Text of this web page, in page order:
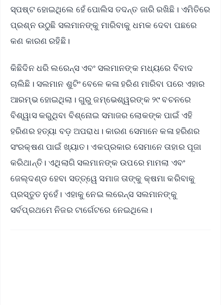
ସ୍ପଷ୍ଟ ହୋଇଥିଲେ ହେଁ ପୋଲିସ ତଦନ୍ତ ଜାରି ରଖିଛି। ଏମିତିରେ
ପ୍ରଶ୍ନ ଉଠୁଛି ସଲମାନଙ୍କୁ ମାରିବାକୁ ଧମକ ଦେବା ପଛରେ
କଣ କାରଣ ରହିଛି।
କିଛିଦିନ ଧରି ଲରେନ୍ସ ଏବଂ ସଲମାନଙ୍କ ମଧ୍ୟରେ ବିବାଦ
ଚାଲିଛି। ସଲମାନ ଶୁଟିଂ ବେଳେ କଳା ହରିଣ ମାରିବା ପରେ ଏହାର
ଆରମ୍ଭ ହୋଇଥିଲା। ଗୁରୁ ଜମ୍ଭେଶ୍ୱରଙ୍କ ୨୯ ବଚନରେ
ବିଶ୍ୱାସ କରୁଥିବା ବିଶ୍ନୋଇ ସମାଜର ଲୋକଙ୍କ ପାଇଁ ଏହି
ହରିଣର ହତ୍ୟା ବଡ଼ ଅପରାଧ। କାରଣ ସେମାନେ କଳା ହରିଣର
ସଂରକ୍ଷଣ ପାଇଁ ଖ୍ୟାତ। ଏକପ୍ରକାର ସେମାନେ ତାହାର ପୂଜା
କରିଥାନ୍ତି। ଏଥିଲାଗି ସଲମାନଙ୍କ ଉପରେ ମାମଲା ଏବଂ
ଜେଲ୍‌ଦଣ୍ଡ ହେବା ସତ୍ତ୍ୱେ ସମାଜ ତାଙ୍କୁ କ୍ଷମା କରିବାକୁ
ପ୍ରସ୍ତୁତ ନୁହେଁ। ଏହାକୁ ନେଇ ଲରେନ୍ସ ସଲମାନଙ୍କୁ
ସର୍ବପ୍ରଥମେ ନିଜର ଟାର୍ଗେଟରେ ନେଇଥିଲେ।